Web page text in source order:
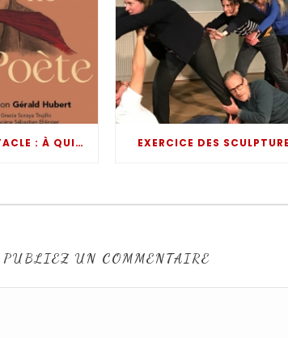
NOUVEAU SPECTACLE : À QUINZE ANS JE FIS LE VOEU D’ÊTRE POÈTE EXERCICE DES
PUBLIEZ UN COMMENTAIRE